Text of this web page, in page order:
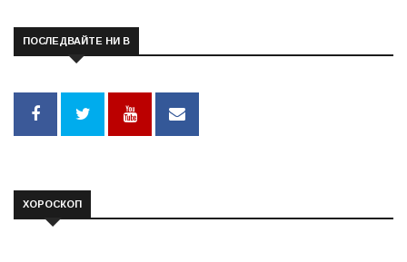
ПОСЛЕДВАЙТЕ НИ В
ХОРОСКОП